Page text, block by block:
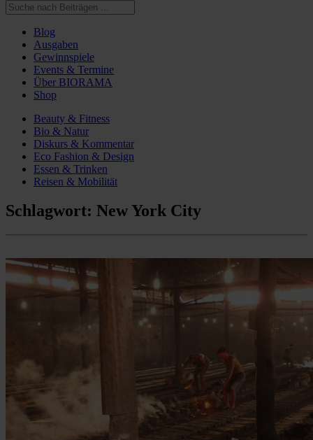
Blog
Ausgaben
Gewinnspiele
Events & Termine
Über BIORAMA
Shop
Beauty & Fitness
Bio & Natur
Diskurs & Kommentar
Eco Fashion & Design
Essen & Trinken
Reisen & Mobilität
Schlagwort: New York City